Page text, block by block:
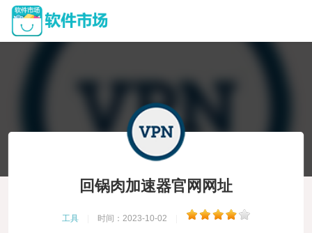
回锅肉加速器官网网址
工具 时间：2023-10-02